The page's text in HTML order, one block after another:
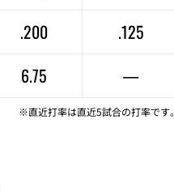
.200
.125
6.75 —
※直近打率は直近5試合の打率です。